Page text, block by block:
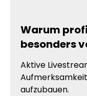
Warum
besonders
Aktive
aufzubauen.